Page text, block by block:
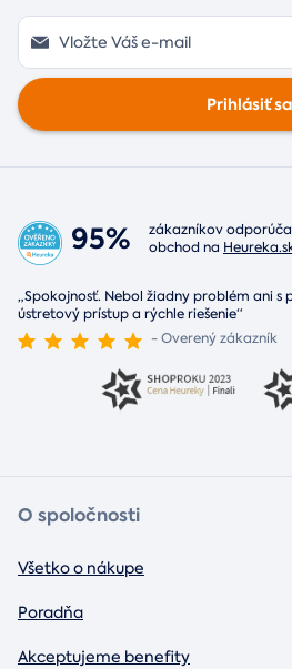
Prihlásiť sa
95%
zákazníkov odporúča
obchod na
„Spokojnosť. Nebol žiadny problém ani s
ústretový prístup a rýchle riešenie“
- Overený zákazník
O spoločnosti
Všetko o nákupe
Poradňa
Akceptujeme benefity